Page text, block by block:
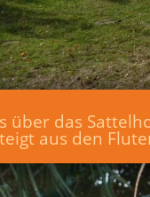
über das
aus den